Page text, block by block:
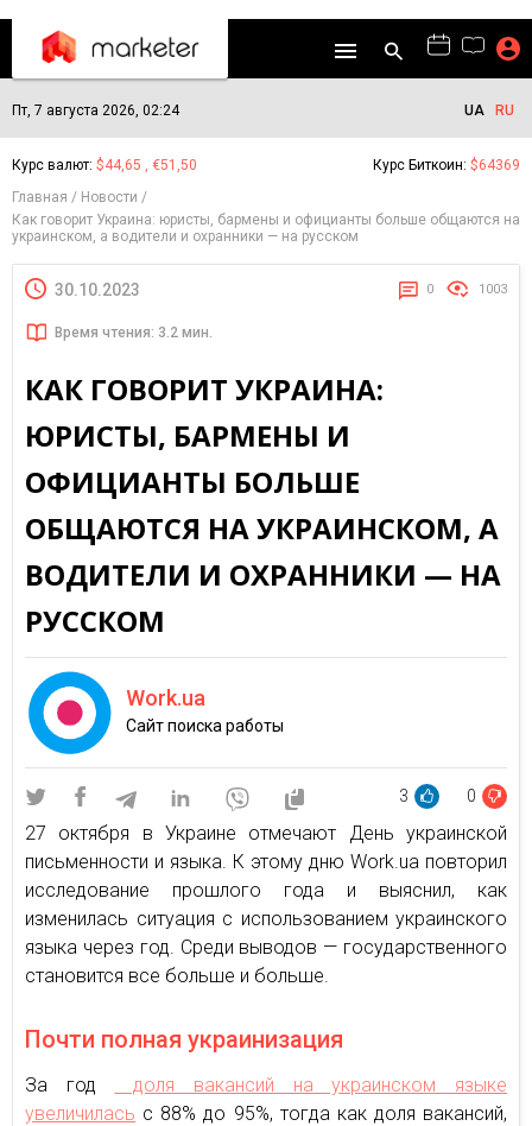
Пт, 7 августа 2026, 02:24 UA RU
Курс валют: $44,65 , €51,50 Курс Биткоин: $64369
Главная
Новости
Как говорит Украина: юристы, бармены и официанты больше общаются на
украинском, а водители и охранники — на русском
30.10.2023 0 1003
Время чтения: 3.2 мин.
КАК ГОВОРИТ УКРАИНА:
ЮРИСТЫ, БАРМЕНЫ И
ОФИЦИАНТЫ БОЛЬШЕ
ОБЩАЮТСЯ НА УКРАИНСКОМ, А
ВОДИТЕЛИ И ОХРАННИКИ — НА
РУССКОМ
Work.ua
Сайт поиска работы
3 0
27 октября в Украине отмечают День украинской
письменности и языка. К этому дню Work.ua повторил
исследование прошлого года и выяснил, как
изменилась ситуация с использованием украинского
языка через год. Среди выводов — государственного
становится все больше и больше.
Почти полная украинизация
За год
доля вакансий на украинском языке
увеличилась с 88% до 95%, тогда как доля вакансий,